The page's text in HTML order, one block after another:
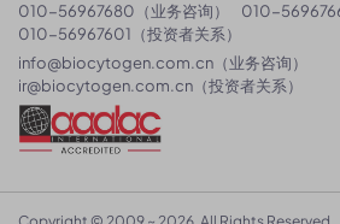
010-56967680（业务咨询）
010-
010-56967601（投资者关系）
info@biocytogen.com.cn （业务咨询）
ir@biocytogen.com.cn （投资者关系）